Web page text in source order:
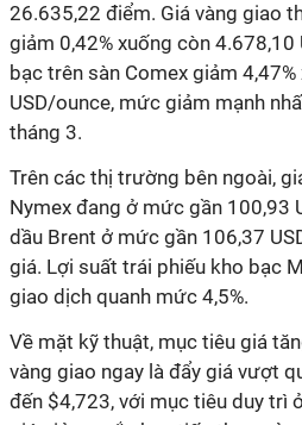
26.635,22 điểm. Giá vàng giao
giảm 0,42% xuống còn
bạc trên sàn Comex giảm
USD/ounce, mức giảm mạnh
tháng 3.
Trên các thị trường bên ngoài,
Nymex đang ở mức gần 100,93
dầu Brent ở mức gần 106,37
giá. Lợi suất trái phiếu kho bạc
giao dịch quanh mức 4,5%.
Về mặt kỹ thuật, mục tiêu giá
vàng giao ngay là đẩy giá vượt
đến $4,723, với mục tiêu duy trì